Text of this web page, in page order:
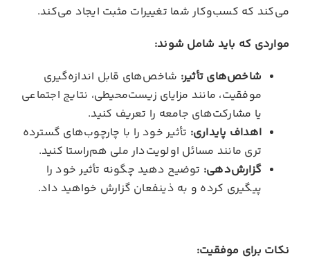
می‌کند که کسب‌وکار شما تغییرات مثبت ایجاد می‌کند.
مواردی که باید شامل شوند:
شاخص‌های تأثیر: شاخص‌های قابل‌ اندازه‌گیری
موفقیت، مانند مزایای زیست‌محیطی، نتایج اجتماعی
یا مشارکت‌های جامعه را تعریف کنید.
اهداف پایداری: تأثیر خود را با چارچوب‌های گسترده‌
تری مانند مسائل اولویت‌دار ملی هم‌راستا کنید.
گزارش‌دهی: توضیح دهید چگونه تأثیر خود را
پیگیری کرده و به ذینفعان گزارش خواهید داد.
نکات برای موفقیت: